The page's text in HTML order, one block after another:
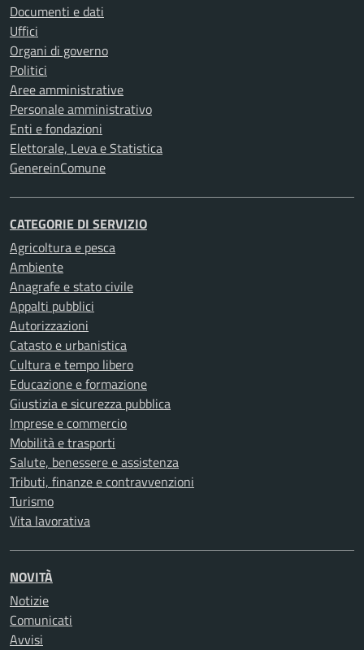
Documenti e dati
Uffici
Organi di governo
Politici
Aree amministrative
Personale amministrativo
Enti e fondazioni
Elettorale, Leva e Statistica
GenereinComune
CATEGORIE DI SERVIZIO
Agricoltura e pesca
Ambiente
Anagrafe e stato civile
Appalti pubblici
Autorizzazioni
Catasto e urbanistica
Cultura e tempo libero
Educazione e formazione
Giustizia e sicurezza pubblica
Imprese e commercio
Mobilità e trasporti
Salute, benessere e assistenza
Tributi, finanze e contravvenzioni
Turismo
Vita lavorativa
NOVITÀ
Notizie
Comunicati
Avvisi